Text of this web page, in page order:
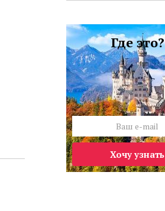
Где это?
Хочу узнать